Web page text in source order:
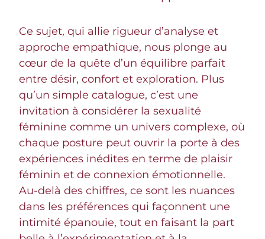
Ce sujet, qui allie rigueur d’analyse et
approche empathique, nous plonge au
cœur de la quête d’un équilibre parfait
entre désir, confort et exploration. Plus
qu’un simple catalogue, c’est une
invitation à considérer la sexualité
féminine comme un univers complexe, où
chaque posture peut ouvrir la porte à des
expériences inédites en terme de plaisir
féminin et de connexion émotionnelle.
Au-delà des chiffres, ce sont les nuances
dans les préférences qui façonnent une
intimité épanouie, tout en faisant la part